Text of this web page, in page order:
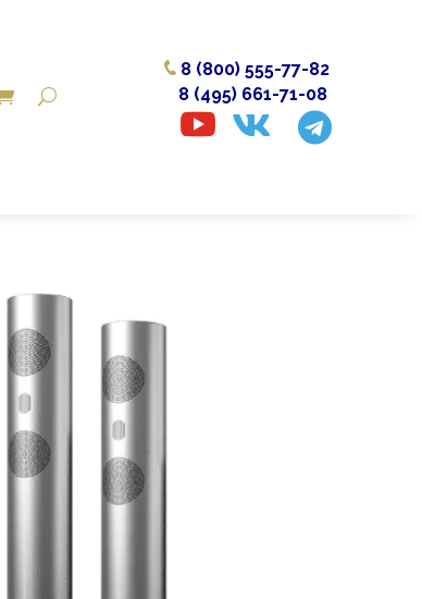
8 (800) 555-77-82
8 (495) 661-71-08
  